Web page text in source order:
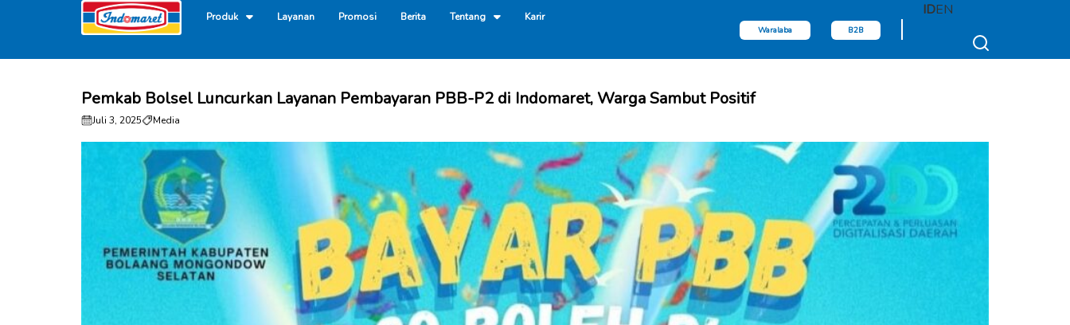
Produk Layanan Promosi Berita Tentang Karir
Waralaba B2B
EN
ID
Pemkab Bolsel Luncurkan Layanan Pembayaran PBB-P2 di Indomaret, Warga Sambut Positif
Juli 3, 2025 Media